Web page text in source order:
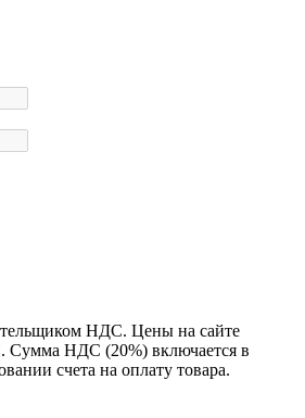
НДС. Цены на сайте
Сумма НДС (20%) включается в
счета на оплату товара.